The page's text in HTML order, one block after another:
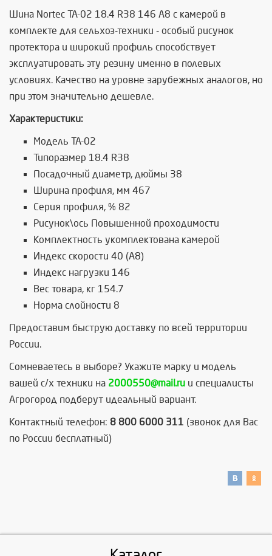
Шина Nortec TA-02 18.4 R38 146 A8 с камерой в
комплекте для сельхоз-техники - особый рисунок
протектора и широкий профиль способствует
эксплуатировать эту резину именно в полевых
условиях. Качество на уровне зарубежных аналогов, но
при этом значительно дешевле.
Характеристики:
Модель TA-02
Типоразмер 18.4 R38
Посадочный диаметр, дюймы 38
Ширина профиля, мм 467
Серия профиля, % 82
Рисунок\ось Повышенной проходимости
Комплектность укомплектована камерой
Индекс скорости 40 (A8)
Индекс нагрузки 146
Вес товара, кг 154.7
Норма слойности 8
Предоставим быструю доставку по всей территории
России.
Сомневаетесь в выборе? Укажите марку и модель
вашей с/х техники на 2000550@mail.ru и специалисты
Агрогород подберут идеальный вариант.
Контактный телефон: 8 800 6000 311 (звонок для Вас
по России бесплатный)